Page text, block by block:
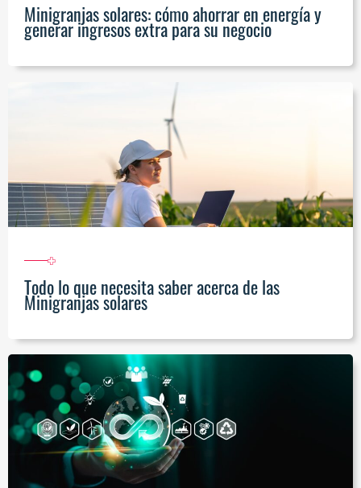
Minigranjas solares: cómo ahorrar en energía y
generar ingresos extra para su negocio
Todo lo que necesita saber acerca de las
Minigranjas solares